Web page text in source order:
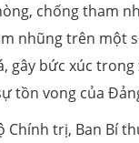
chống tham
nhũng trên
gây bức xúc
tồn vong của
Chính trị, Ban Bí